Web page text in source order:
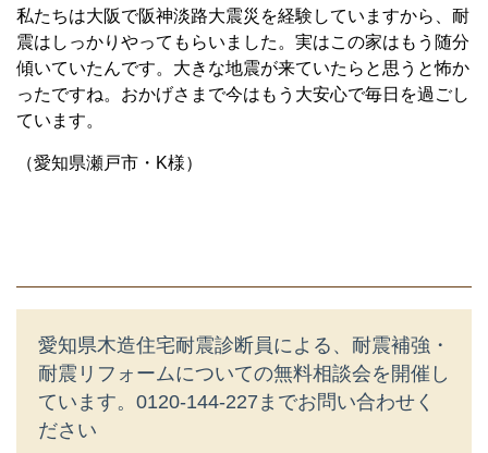
私たちは大阪で阪神淡路大震災を経験していますから、耐
震はしっかりやってもらいました。実はこの家はもう随分
傾いていたんです。大きな地震が来ていたらと思うと怖か
ったですね。おかげさまで今はもう大安心で毎日を過ごし
ています。
（愛知県瀬戸市・K様）
愛知県木造住宅耐震診断員による、耐震補強・
耐震リフォームについての無料相談会を開催し
ています。 0120-144-227までお問い合わせく
ださい